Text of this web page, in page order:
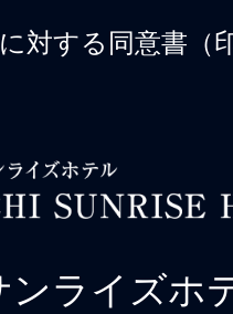
対する同意書（
ンライズホ